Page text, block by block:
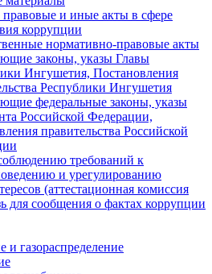
и иные акты в сфере
коррупции
нормативно-правовые акты
законы, указы Главы
Ингушетия, Постановления
Республики Ингушетия
федеральные законы, указы
Российской Федерации,
правительства Российской
требований к
и урегулированию
(аттестационная комиссия
для сообщения о фактах коррупции
и газораспределение